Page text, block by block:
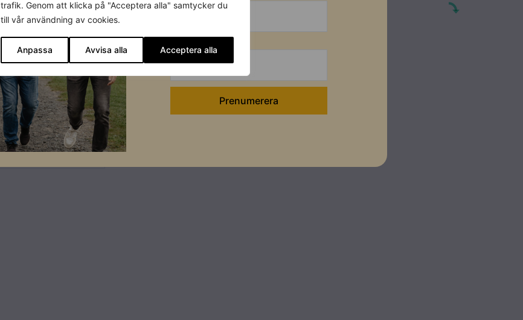
trafik. Genom att klicka på "Acceptera alla" samtycker du
till vår användning av cookies.
Anpassa Avvisa alla Acceptera alla
Datablad
Efternamn